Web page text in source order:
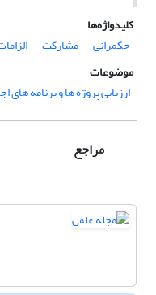
کلیدواژه‌ها
حکمرانی
مشارکت
موضوعات
ارزیابی پروژه ها و برنامه
مراجع